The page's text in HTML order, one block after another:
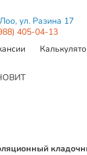
ул. Разина 17
405-04-13